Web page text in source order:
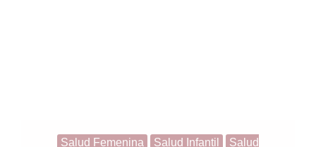
Salud Femenina Salud Infantil
Salud